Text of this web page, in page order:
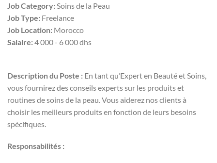
Job Category: Soins de la Peau
Job Type: Freelance
Job Location: Morocco
Salaire:4 000 - 6 000 dhs
Description du Poste : En tant qu’Expert en Beauté et Soins,
vous fournirez des conseils experts sur les produits et
routines de soins de la peau. Vous aiderez nos clients à
choisir les meilleurs produits en fonction de leurs besoins
spécifiques.
Responsabilités :